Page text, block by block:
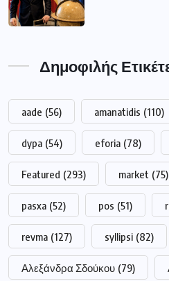
Δημοφιλής
aade (56) amanatidis (110)
dypa (54) eforia (78)
Featured (293) market (75)
pasxa (52) pos (51)
revma (127) syllipsi (82)
Αλεξάνδρα Σδούκου (79)